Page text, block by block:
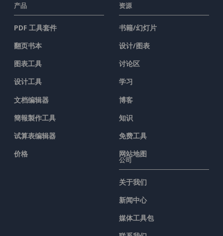
产品
PDF 工具套件
翻页书本
图表工具
设计工具
文档编辑器
簡報製作工具
试算表编辑器
价格
资源
书籍/幻灯片
设计/图表
讨论区
学习
博客
知识
免费工具
网站地图
公司
关于我们
新闻中心
媒体工具包